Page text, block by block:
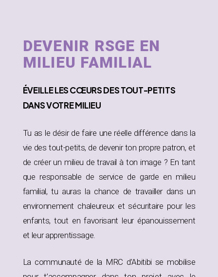
DEVENIR RSGE EN
MILIEU FAMILIAL
ÉVEILLELES CŒURS DES TOUT-PETITS
DANSVOTRE MILIEU
Tu as le désir de faire une réelle différence dans la
vie des tout-petits, de devenir ton propre patron, et
de créer un milieu de travail à ton image ? En tant
que responsable de service de garde en milieu
familial, tu auras la chance de travailler dans un
environnement chaleureux et sécuritaire pour les
enfants, tout en favorisant leur épanouissement
et leur apprentissage.
La communauté de la MRC d’Abitibi se mobilise